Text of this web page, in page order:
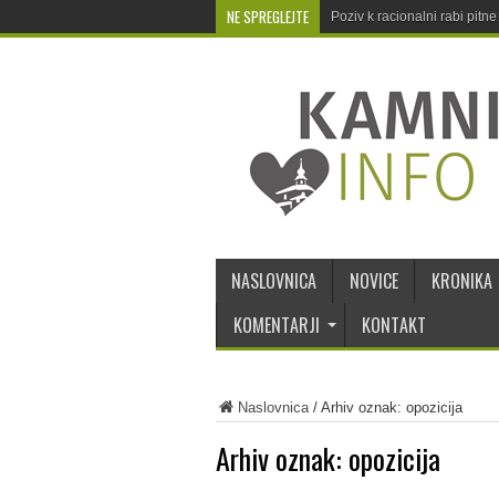
NE SPREGLEJTE Poziv k racionalni rabi
NASLOVNICA NOVICE KRONIKA
KOMENTARJI
KONTAKT
Naslovnica/ Arhiv oznak: opozicija
Arhiv oznak: opozicija